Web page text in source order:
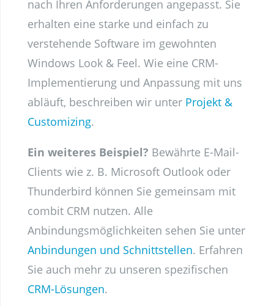
nach Ihren Anforderungen angepasst. Sie
erhalten eine starke und einfach zu
verstehende Software im gewohnten
Windows Look & Feel. Wie eine CRM-
Implementierung und Anpassung mit uns
abläuft, beschreiben wir unter Projekt &
Customizing.
Ein weiteres Beispiel? Bewährte E-Mail-
Clients wie z. B. Microsoft Outlook oder
Thunderbird können Sie gemeinsam mit
combit CRM nutzen. Alle
Anbindungsmöglichkeiten sehen Sie unter
Anbindungen und Schnittstellen. Erfahren
Sie auch mehr zu unseren spezifischen
CRM-Lösungen.